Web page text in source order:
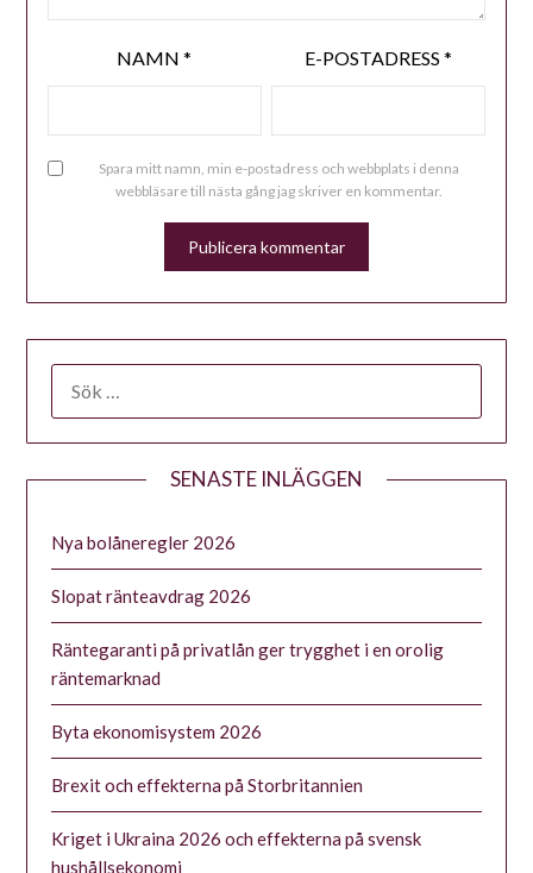
NAMN* E-POSTADRESS*
Spara mitt namn, min e-postadress och webbplats i denna
webbläsare till nästa gång jag skriver en kommentar.
ALTERNATIVE:
SENASTE INLÄGGEN
Nya bolåneregler 2026
Slopat ränteavdrag 2026
Räntegaranti på privatlån ger trygghet i en orolig
räntemarknad
Byta ekonomisystem 2026
Brexit och effekterna på Storbritannien
Kriget i Ukraina 2026 och effekterna på svensk
hushållsekonomi